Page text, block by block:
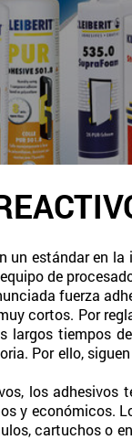
un estándar en la
de
fuerza
cortos. Por
largos tiempos
Por ello,
los adhesivos
y económicos.
cartuchos o